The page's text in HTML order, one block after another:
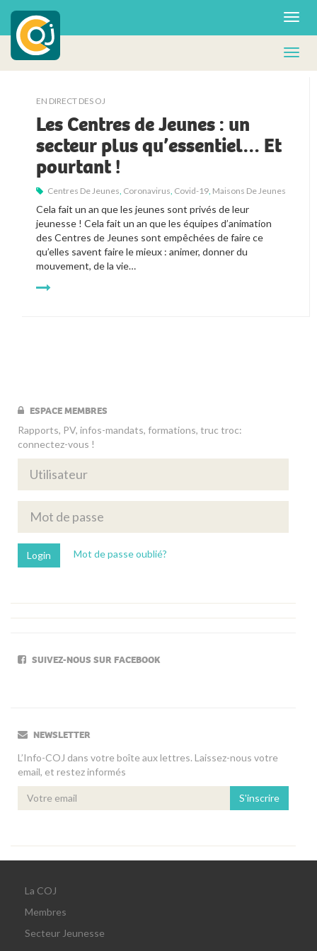
EN DIRECT DES OJ
Les Centres de Jeunes : un
secteur plus qu’essentiel… Et
pourtant !
Centres De Jeunes Coronavirus Covid-19 Maisons De Jeunes
Cela fait un an que les jeunes sont privés de leur
jeunesse ! Cela fait un an que les équipes d’animation
des Centres de Jeunes sont empêchées de faire ce
qu’elles savent faire le mieux : animer, donner du
mouvement, de la vie…
ESPACE MEMBRES
Rapports, PV, infos-mandats, formations, truc troc:
connectez-vous !
Mot de passe oublié?
SUIVEZ-NOUS SUR FACEBOOK
NEWSLETTER
L’Info-COJ dans votre boîte aux lettres. Laissez-nous votre
email, et restez informés
S'inscrire
La COJ
Membres
Secteur Jeunesse